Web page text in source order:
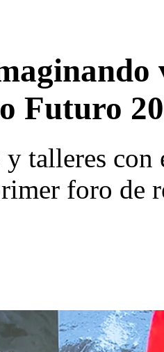
Futuro
y talleres
foro de